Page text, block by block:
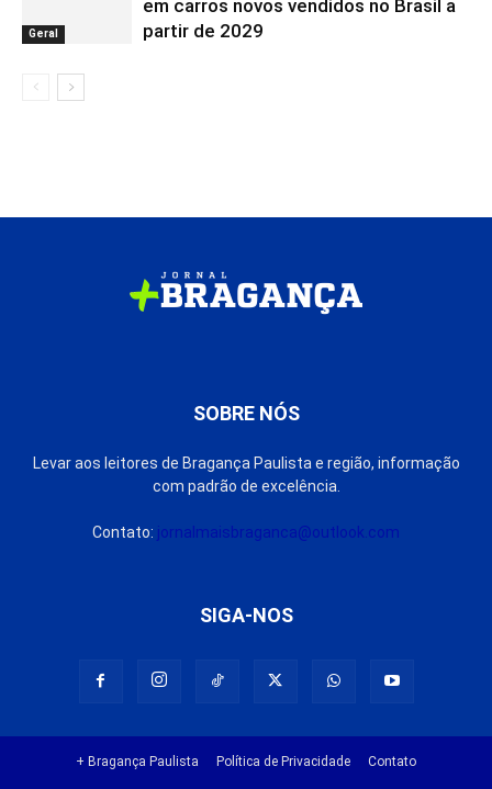
Geral
em carros novos vendidos no Brasil a
partir de 2029
SOBRE NÓS
Levar aos leitores de Bragança Paulista e região, informação
com padrão de excelência.
Contato: jornalmaisbraganca@outlook.com
SIGA-NOS
+ Bragança Paulista Política de Privacidade Contato